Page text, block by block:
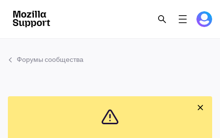
Форумы сообщества